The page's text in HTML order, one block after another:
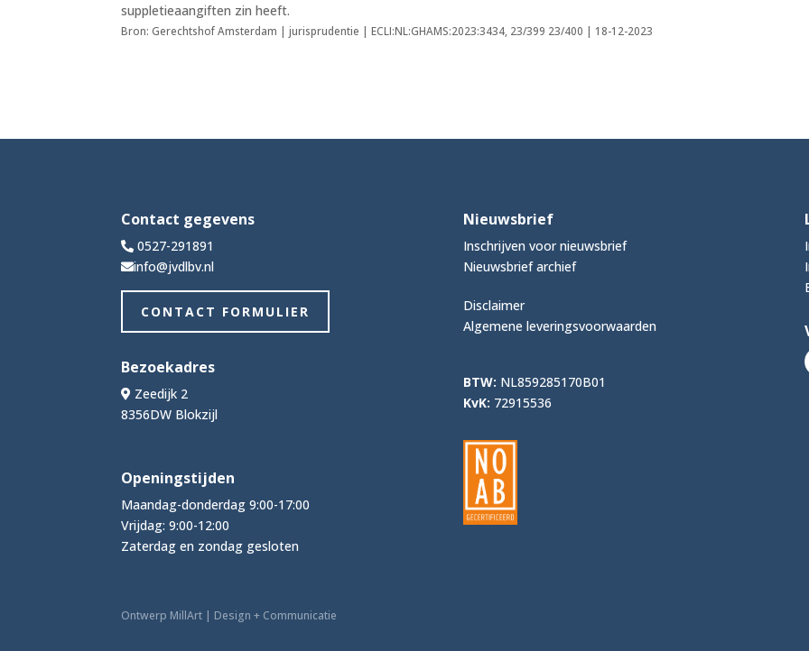
suppletieaangiften zin heeft.
Bron: Gerechtshof Amsterdam | jurisprudentie | ECLI:NL:GHAMS:2023:3434, 23/399 23/400 | 18-12-2023
Contact gegevens
0527-291891
info@jvdlbv.nl
CONTACT FORMULIER
Bezoekadres
Zeedijk 2
8356DW Blokzijl
Openingstijden
Maandag-donderdag 9:00-17:00
Vrijdag: 9:00-12:00
Zaterdag en zondag gesloten
Nieuwsbrief
Inschrijven voor nieuwsbrief
Nieuwsbrief archief
Disclaimer
Algemene leveringsvoorwaarden
BTW: NL859285170B01
KvK: 72915536
Ontwerp MillArt | Design + Communicatie